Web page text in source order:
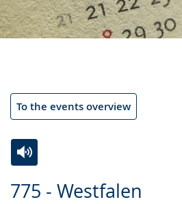
To the events overview
775 - Westfalen
to
audio
video